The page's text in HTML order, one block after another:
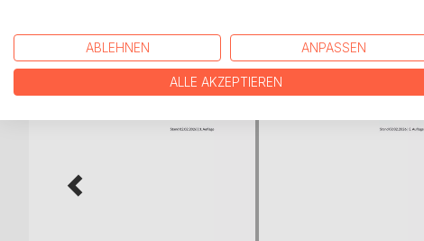
WEITERE TITEL BEIBoD
ABLEHNEN ANPASSEN
ALLE AKZEPTIEREN